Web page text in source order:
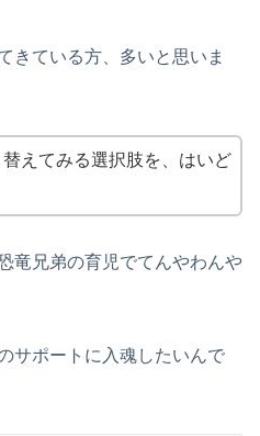
きている方、多いと思いま
えてみる選択肢を、はいど
竜兄弟の育児でてんやわんや
サポートに入魂したいんで